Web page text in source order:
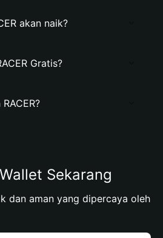
akan naik?
Gratis?
Sekarang
dan aman yang dipercaya oleh